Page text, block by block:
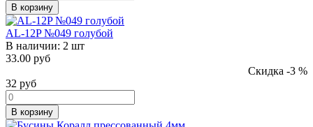
В корзину
AL-12P №049 голубой
В наличии: 2 шт
33.00 руб
Скидка -3 %
32 руб
В корзину